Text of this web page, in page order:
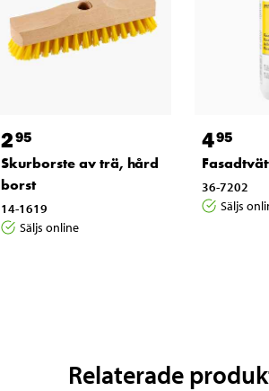
295
Skurborste av trä, hård
borst
14-1619
Säljs online
495
36-7202
Säljs
Relaterade